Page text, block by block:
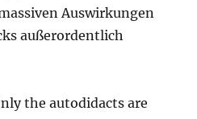
Auswirkungen
außerordentlich
the autodidacts are